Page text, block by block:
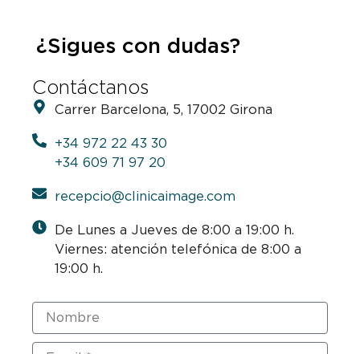
¿Sigues con dudas?
Contáctanos
Carrer Barcelona, 5, 17002 Girona
+34 972 22 43 30
+34 609 71 97 20
recepcio@clinicaimage.com
De Lunes a Jueves de 8:00 a 19:00 h.
Viernes: atención telefónica de 8:00 a
19:00 h.
Nombre
Email